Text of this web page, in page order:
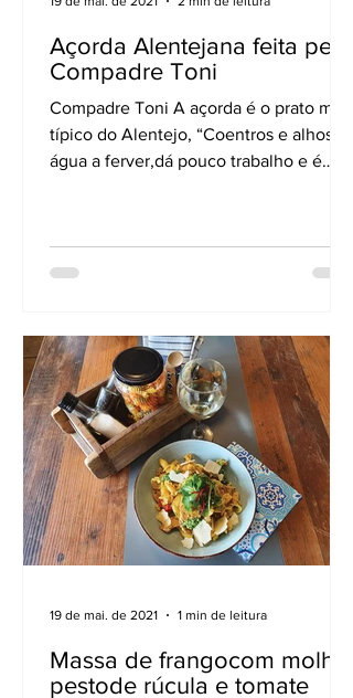
Açorda Alentejana feita pelo
Compadre Toni
Compadre Toni A açorda é o prato mais
típico do Alentejo, “Coentros e alhos e
água a ferver,dá pouco trabalho e é
Massa de frangocom molho
pestode rúcula e tomate
19 de mai. de 2021 1 min de leitura